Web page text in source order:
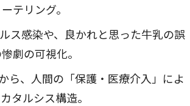
テリング。
ス感染や、良かれと思った牛乳の誤
劇の可視化。
ら、人間の「保護・医療介入」によ
タルシス構造。